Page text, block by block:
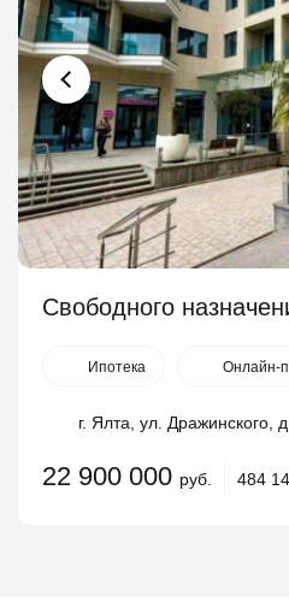
Свободного
Ипотека Онлайн-
г. Ялта, ул. Дражинского,
22 900 000 руб. 484